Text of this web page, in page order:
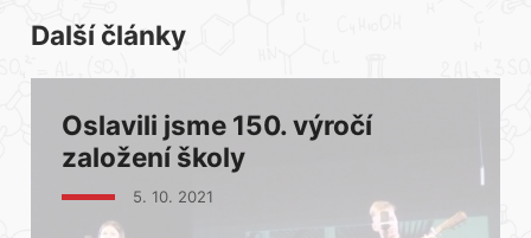
Další články
Oslavili jsme 150. výročí
založení školy
5. 10. 2021